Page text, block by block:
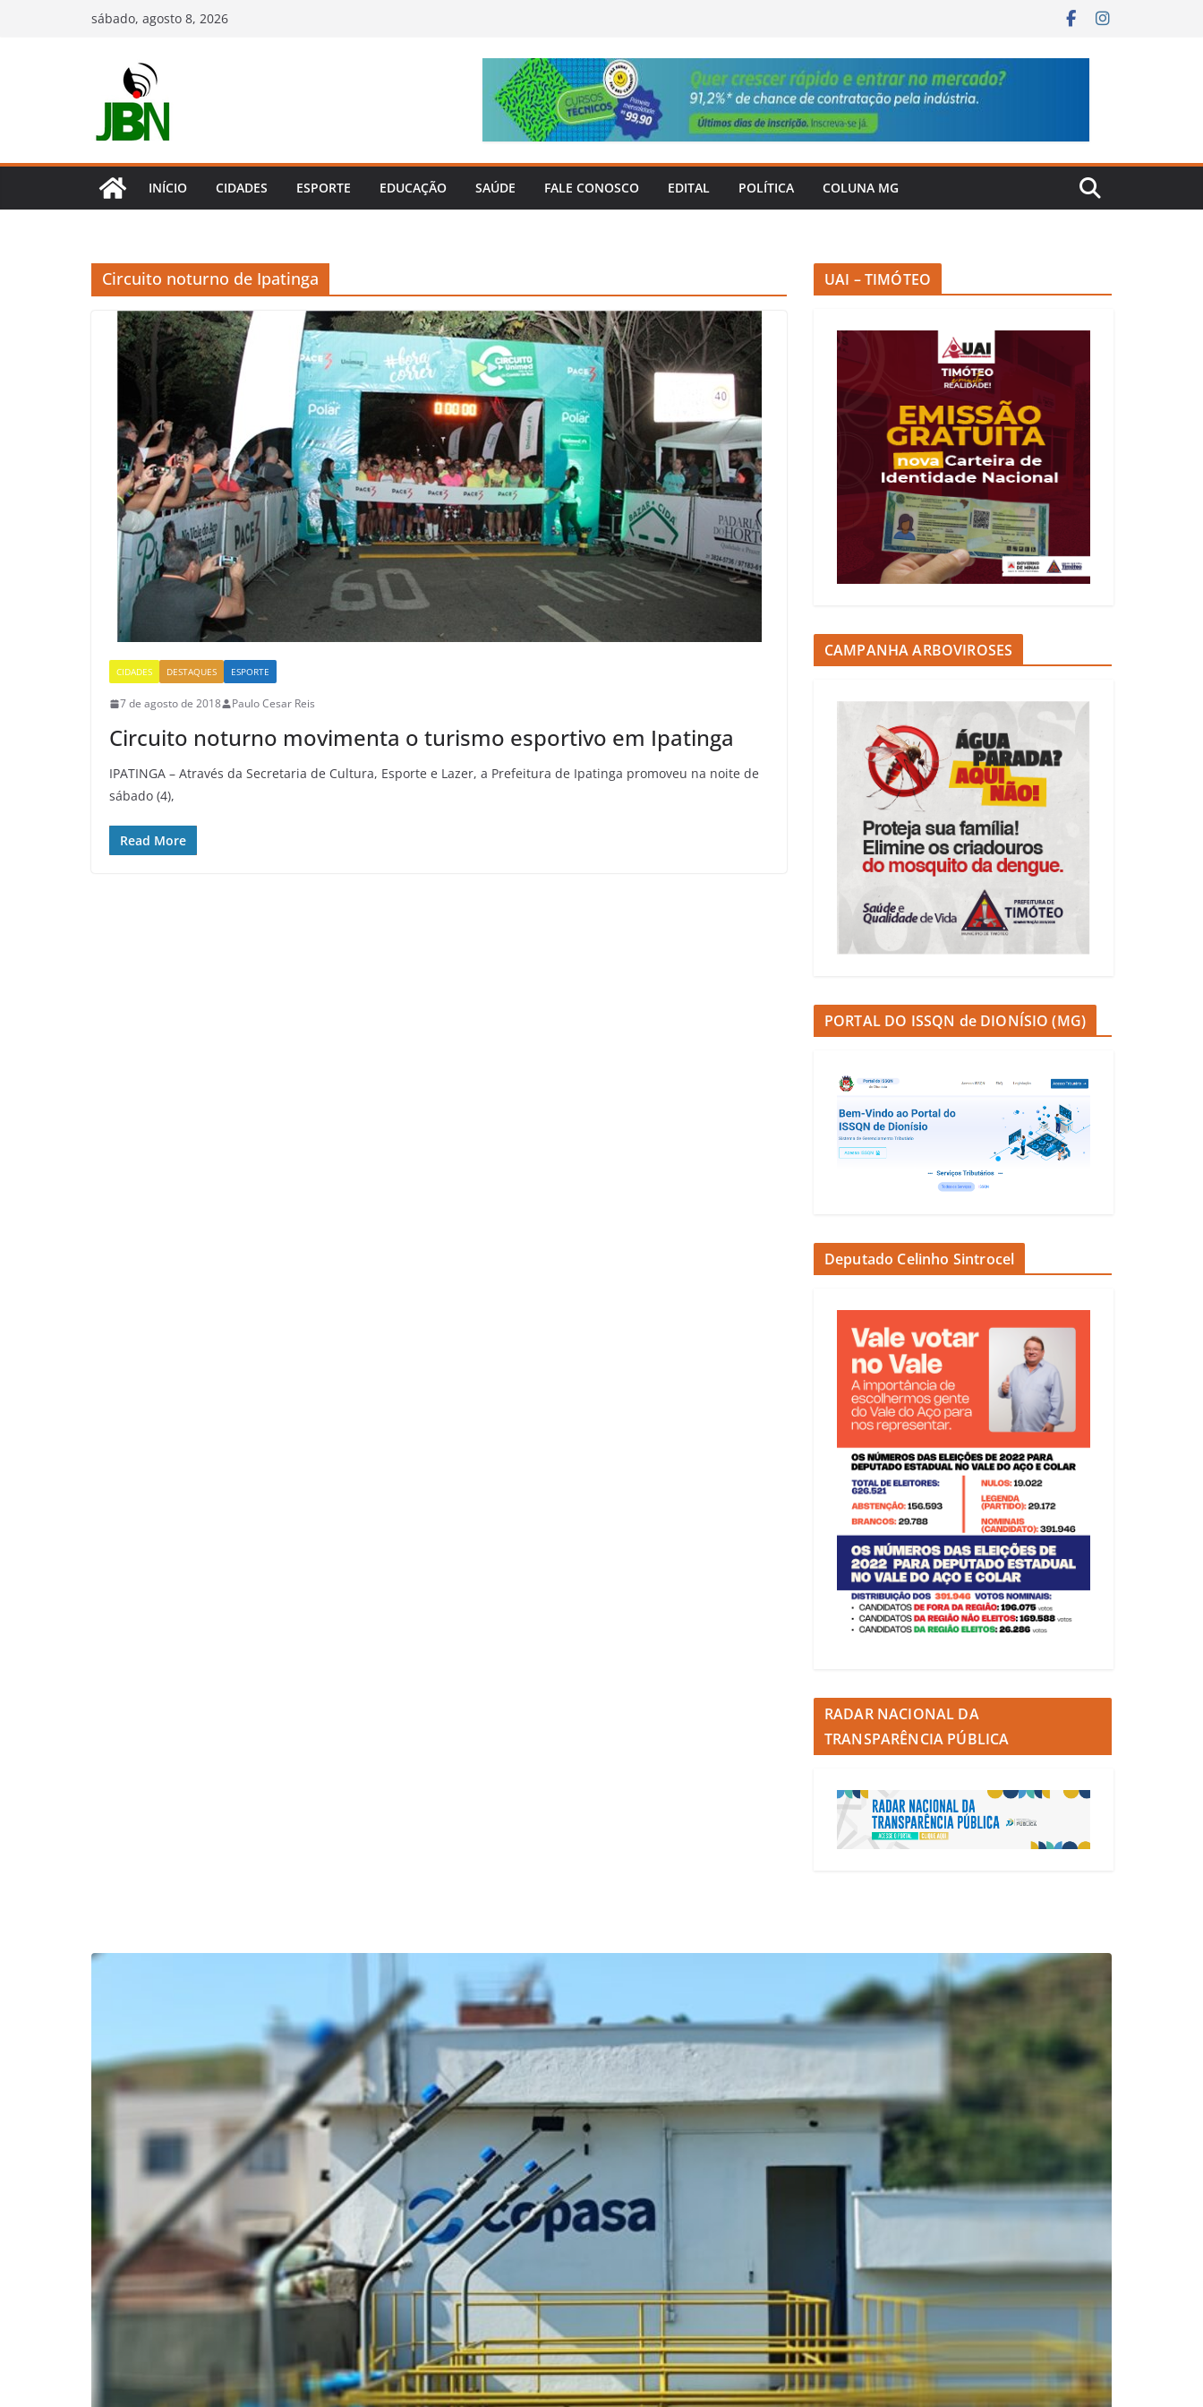
sábado, agosto 8, 2026
INÍCIO CIDADES ESPORTE EDUCAÇÃO SAÚDE FALE CONOSCO EDITAL POLÍTICA COLUNA MG
Circuito noturno de Ipatinga
CIDADES DESTAQUES ESPORTE
7 de agosto de 2018 Paulo Cesar Reis
Circuito noturno movimenta o turismo esportivo em Ipatinga
IPATINGA – Através da Secretaria de Cultura, Esporte e Lazer, a Prefeitura de Ipatinga promoveu na noite de
sábado (4),
Read More
UAI – TIMÓTEO
CAMPANHA ARBOVIROSES
PORTAL DO ISSQN de DIONÍSIO (MG)
Deputado Celinho Sintrocel
RADAR NACIONAL DA
TRANSPARÊNCIA PÚBLICA